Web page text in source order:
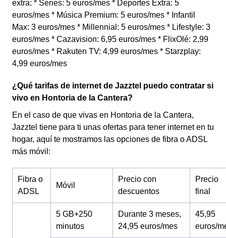
extra: * Series: 5 euros/mes * Deportes Extra: 5
euros/mes * Música Premium: 5 euros/mes * Infantil
Max: 3 euros/mes * Millennial: 5 euros/mes * Lifestyle: 3
euros/mes * Cazavision: 6,95 euros/mes * FlixOlé: 2,99
euros/mes * Rakuten TV: 4,99 euros/mes * Starzplay:
4,99 euros/mes
¿Qué tarifas de internet de Jazztel puedo contratar si
vivo en Hontoria de la Cantera?
En el caso de que vivas en Hontoria de la Cantera,
Jazztel tiene para ti unas ofertas para tener internet en tu
hogar, aquí te mostramos las opciones de fibra o ADSL
más móvil:
Fibra o
ADSL
Móvil
Precio con
descuentos
Precio
final
5 GB+250
minutos
Durante 3 meses,
24,95 euros/mes
45,95
euros/